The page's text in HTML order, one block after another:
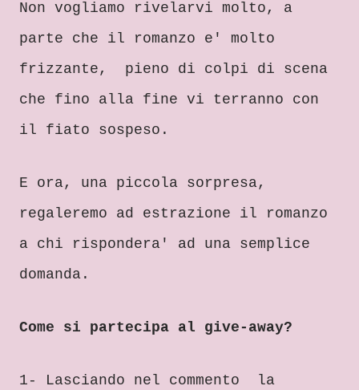
Non vogliamo rivelarvi molto, a
parte che il romanzo e' molto
frizzante, pieno di colpi di scena
che fino alla fine vi terranno con
il fiato sospeso.
E ora, una piccola sorpresa,
regaleremo ad estrazione il romanzo
a chi rispondera' ad una semplice
domanda.
Come si partecipa al give-away?
1- Lasciando nel commento la